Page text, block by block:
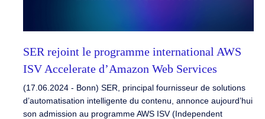
SER rejoint le programme international AWS
ISV Accelerate d’Amazon Web Services
(17.06.2024 - Bonn) SER, principal fournisseur de solutions
d’automatisation intelligente du contenu, annonce aujourd’hui
son admission au programme AWS ISV (Independent